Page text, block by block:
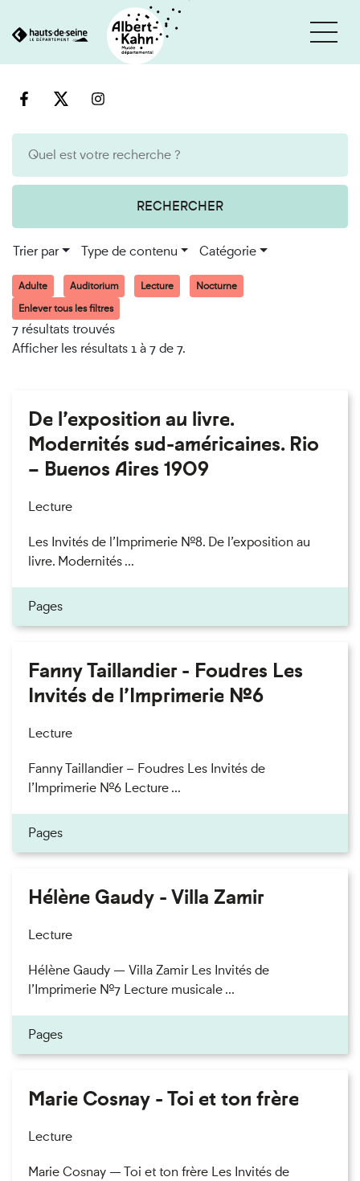
au
RECHERCHER
Trier par Type de contenu Catégorie
Adulte Auditorium Lecture
Nocturne
Enlever tous les filtres
7 résultats trouvés
Afficher les résultats 1 à 7 de 7.
De l’exposition au livre.
Modernités sud-américaines. Rio
– Buenos Aires 1909
Lecture
Les Invités de l’Imprimerie n°8. De l’exposition au
livre. Modernités ...
Pages
Fanny Taillandier - Foudres Les
Invités de l’Imprimerie n°6
Lecture
Fanny Taillandier – Foudres Les Invités de
l’Imprimerie n°6 Lecture ...
Pages
Hélène Gaudy - Villa Zamir
Lecture
Hélène Gaudy — Villa Zamir Les Invités de
l’Imprimerie n°7 Lecture musicale ...
Pages
Marie Cosnay - Toi et ton frère
Lecture
Marie Cosnay — Toi et ton frère Les Invités de
Cookies et traceurs utilisés sur ce site